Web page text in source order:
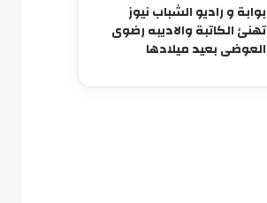
بوابة و راديو الشباب نيوز
تهنئ الكاتبة والاديبه رضوى
العوضى بعيد ميلادها